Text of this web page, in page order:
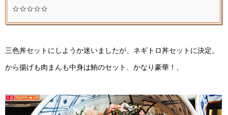
☆☆☆☆☆
三色丼セットにしようか迷いましたが、ネギトロ丼セットに決定。
から揚げも肉まんも中身は鮪のセット、かなり豪華！、